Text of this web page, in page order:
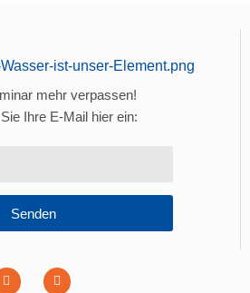
mehr verpassen!
Ihre E-Mail hier ein:
Senden